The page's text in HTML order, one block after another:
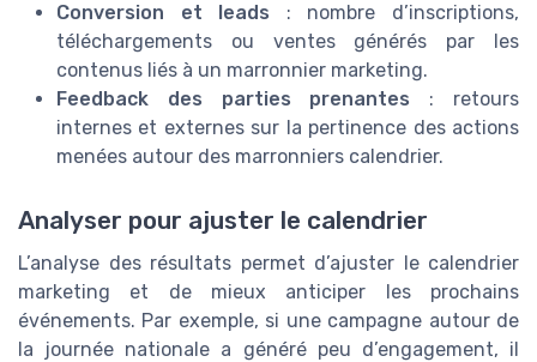
Conversion et leads : nombre d’inscriptions,
téléchargements ou ventes générés par les
contenus liés à un marronnier marketing.
Feedback des parties prenantes : retours
internes et externes sur la pertinence des actions
menées autour des marronniers calendrier.
Analyser pour ajuster le calendrier
L’analyse des résultats permet d’ajuster le calendrier
marketing et de mieux anticiper les prochains
événements. Par exemple, si une campagne autour de
la journée nationale a généré peu d’engagement, il